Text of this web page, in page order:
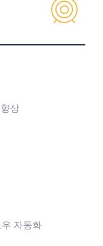
상
자동화